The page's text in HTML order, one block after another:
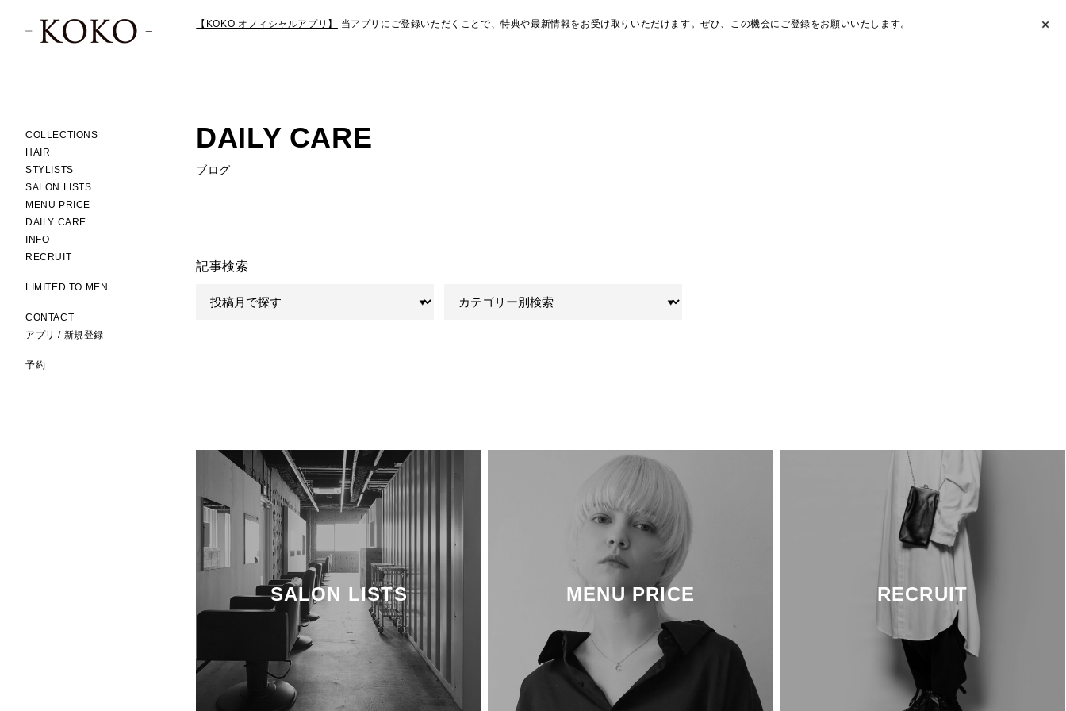
COLLECTIONS
HAIR
STYLISTS
SALON LISTS
MENU PRICE
DAILY CARE
INFO
RECRUIT
LIMITED TO MEN
CONTACT
アプリ / 新規登録
予約
【KOKO オフィシャルアプリ】 当アプリにご登録いただくことで、特典や最新情報をお受け取りいただけます。ぜひ、この機会にご登録をお願いいたします。
DAILY CARE
ブログ
記事検索
SALON LISTS MENU PRICE RECRUIT